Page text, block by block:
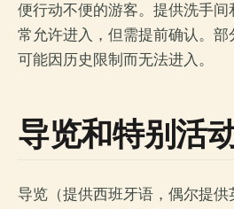
便行动不便的游客。提供洗手
常允许进入，但需提前确认。部
可能因历史限制而无法进入。
导览和特别活
导览（提供西班牙语，偶尔提